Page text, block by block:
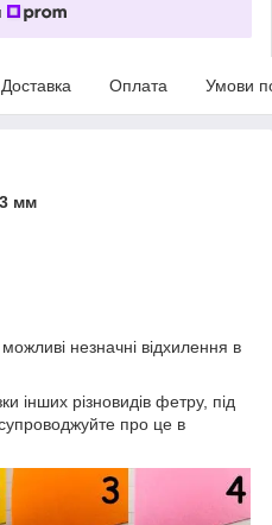
Доставка Оплата Умови
мм
незначні відхилення в
інших різновидів фетру, під
про це в